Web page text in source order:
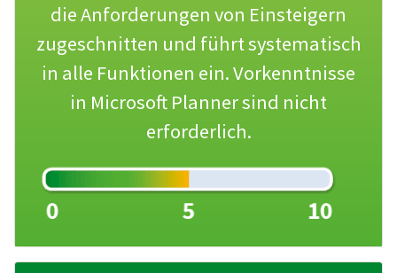
die Anforderungen von Einsteigern
zugeschnitten und führt systematisch
in alle Funktionen ein. Vorkenntnisse
in Microsoft Planner sind nicht
erforderlich.